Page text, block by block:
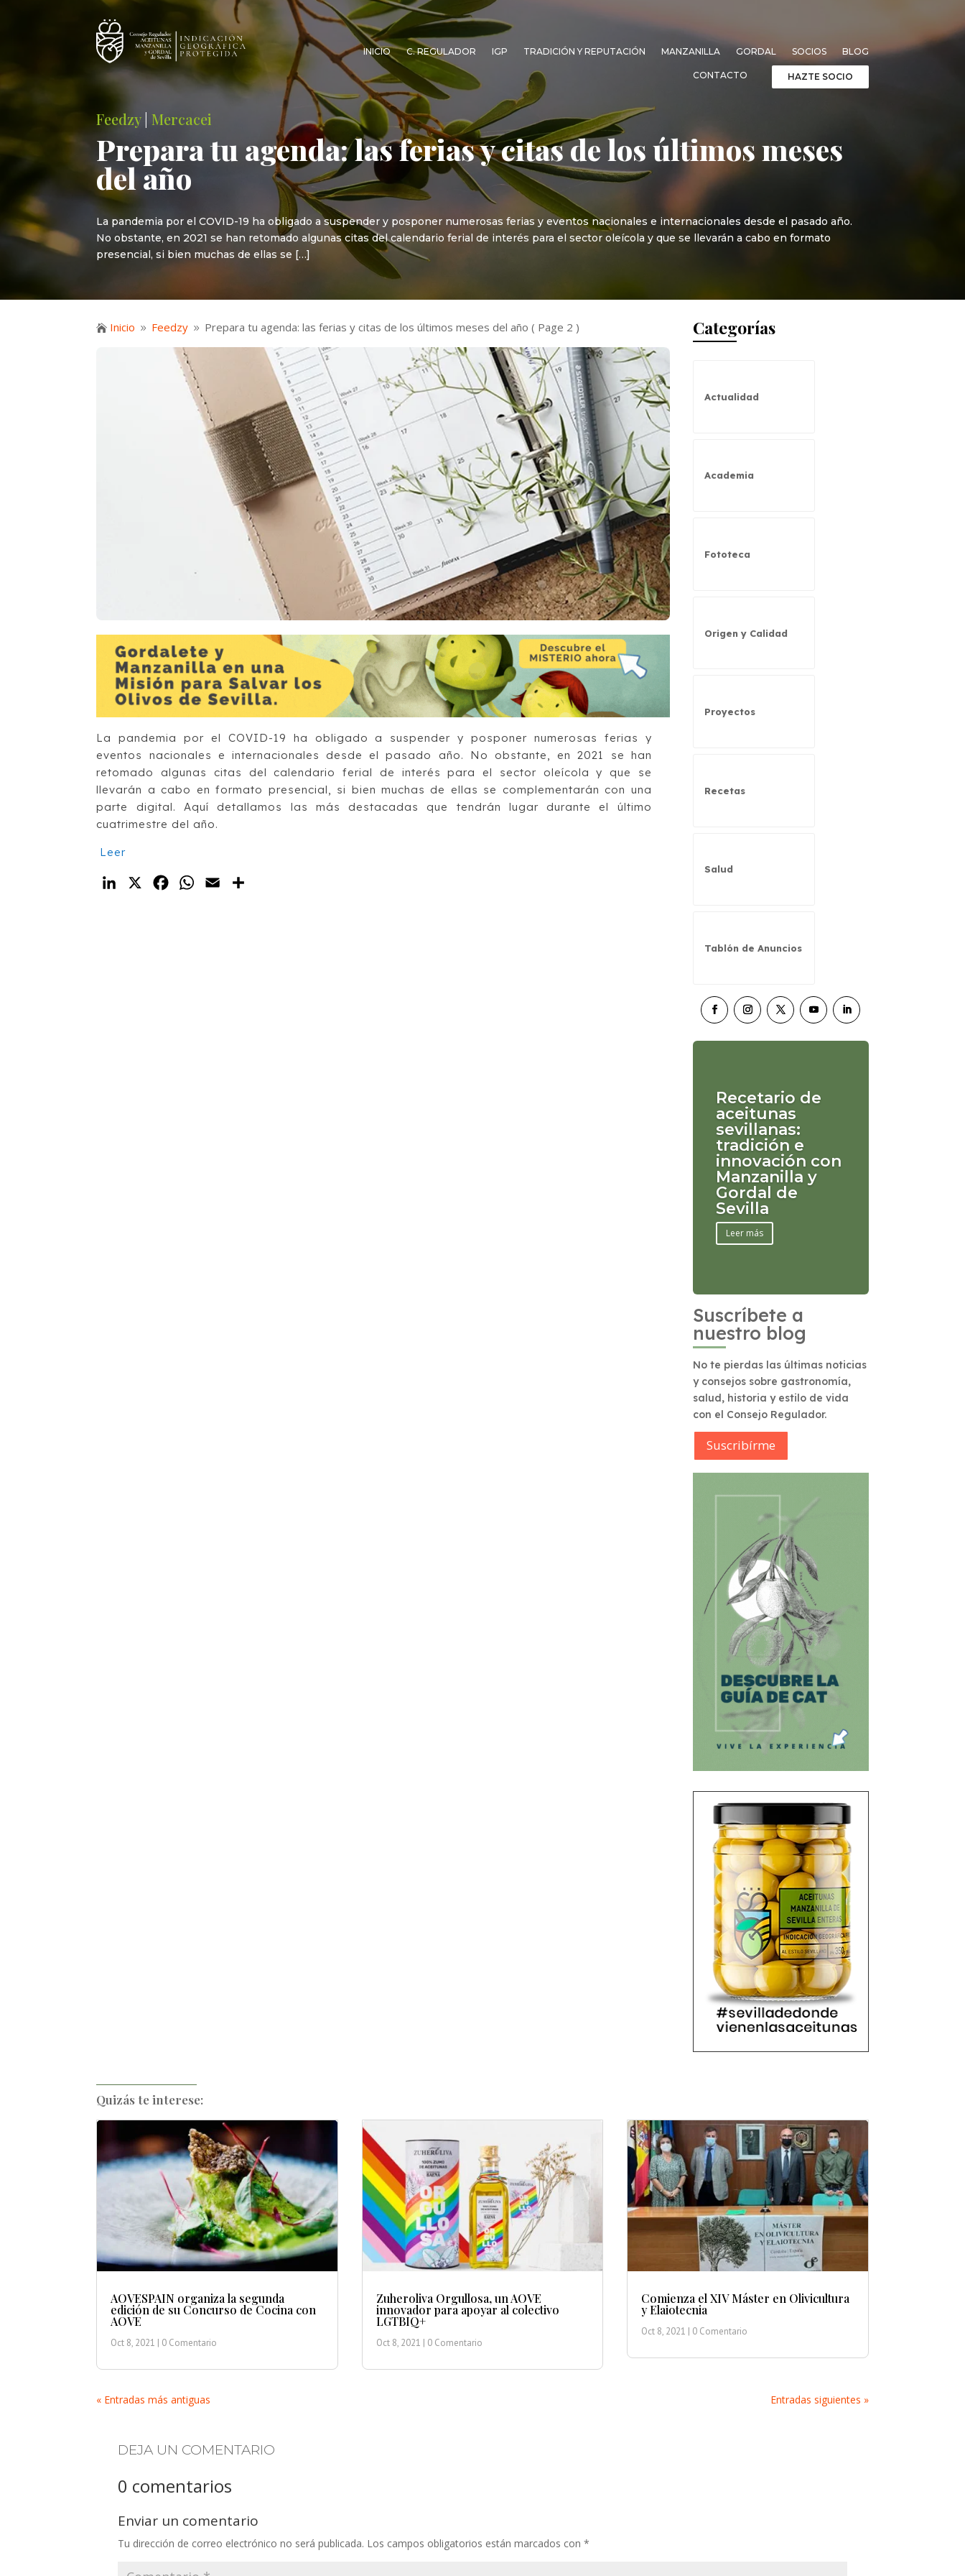
INICIO C. REGULADOR IGP TRADICIÓN Y REPUTACIÓN MANZANILLA GORDAL SOCIOS BLOG
CONTACTO HAZTE SOCIO
Feedzy|Mercacei
Prepara tu agenda: las ferias y citas de los últimos meses
del año
La pandemia por el COVID-19 ha obligado a suspender y posponer numerosas ferias y eventos nacionales e internacionales desde el pasado año.
No obstante, en 2021 se han retomado algunas citas del calendario ferial de interés para el sector oleícola y que se llevarán a cabo en formato
presencial, si bien muchas de ellas se […]
 Inicio 9 Feedzy 9 Prepara tu agenda: las ferias y citas de los últimos meses del año ( Page 2 )
La pandemia por el COVID-19 ha obligado a suspender y posponer numerosas ferias y
eventos nacionales e internacionales desde el pasado año. No obstante, en 2021 se han
retomado algunas citas del calendario ferial de interés para el sector oleícola y que se
llevarán a cabo en formato presencial, si bien muchas de ellas se complementarán con una
parte digital. Aquí detallamos las más destacadas que tendrán lugar durante el último
cuatrimestre del año.
Leer
LinkedIn
X FacebookWhatsApp
Email
Categorías
Actualidad
Academia
Fototeca
Origen y Calidad
Proyectos
Recetas
Salud
Tablón de Anuncios
Recetario de
aceitunas
sevillanas:
tradición e
innovación con
Manzanilla y
Gordal de
Sevilla
Leer más
Suscríbete a
nuestro blog
No te pierdas las últimas noticias
y consejos sobre gastronomía,
salud, historia y estilo de vida
con el Consejo Regulador.
Suscribírme
Quizás te interese:
AOVESPAIN organiza la segunda
edición de su Concurso de Cocina con
AOVE
Oct 8, 2021 | 0 Comentario
Zuheroliva Orgullosa, un AOVE
innovador para apoyar al colectivo
LGTBIQ+
Oct 8, 2021 | 0 Comentario
Comienza el XIV Máster en Olivicultura
y Elaiotecnia
Oct 8, 2021 | 0 Comentario
« Entradas más antiguas Entradas siguientes »
DEJA UN COMENTARIO
0 comentarios
Enviar un comentario
Tu dirección de correo electrónico no será publicada. Los campos obligatorios están marcados con*